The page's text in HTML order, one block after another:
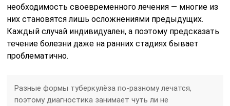
необходимость своевременного лечения — многие из
них становятся лишь осложнениями предыдущих.
Каждый случай индивидуален, а поэтому предсказать
течение болезни даже на ранних стадиях бывает
проблематично.
Разные формы туберкулёза по-разному лечатся,
поэтому диагностика занимает чуть ли не